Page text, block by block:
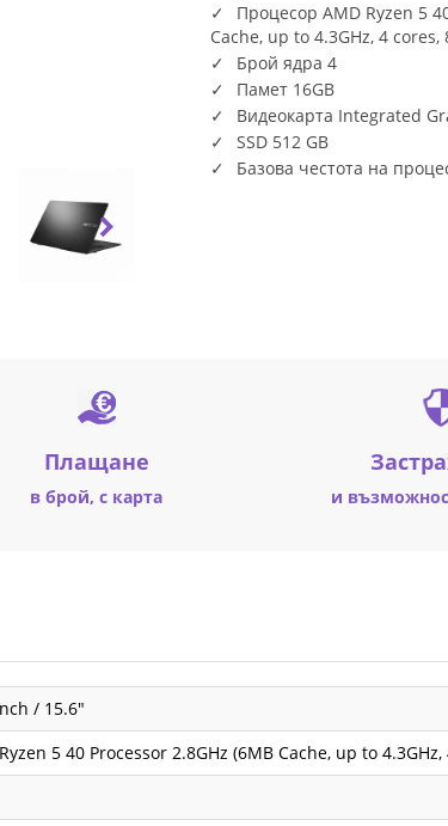
Процесор AMD Ryzen 5
Cache, up to 4.3GHz, 4 cores,
Брой ядра 4
Памет 16GB
Видеокарта Integrated
SSD 512 GB
Базова честота на
Плащане
в брой, с карта и
/ 15.6"
5 40 Processor 2.8GHz (6MB Cache, up to